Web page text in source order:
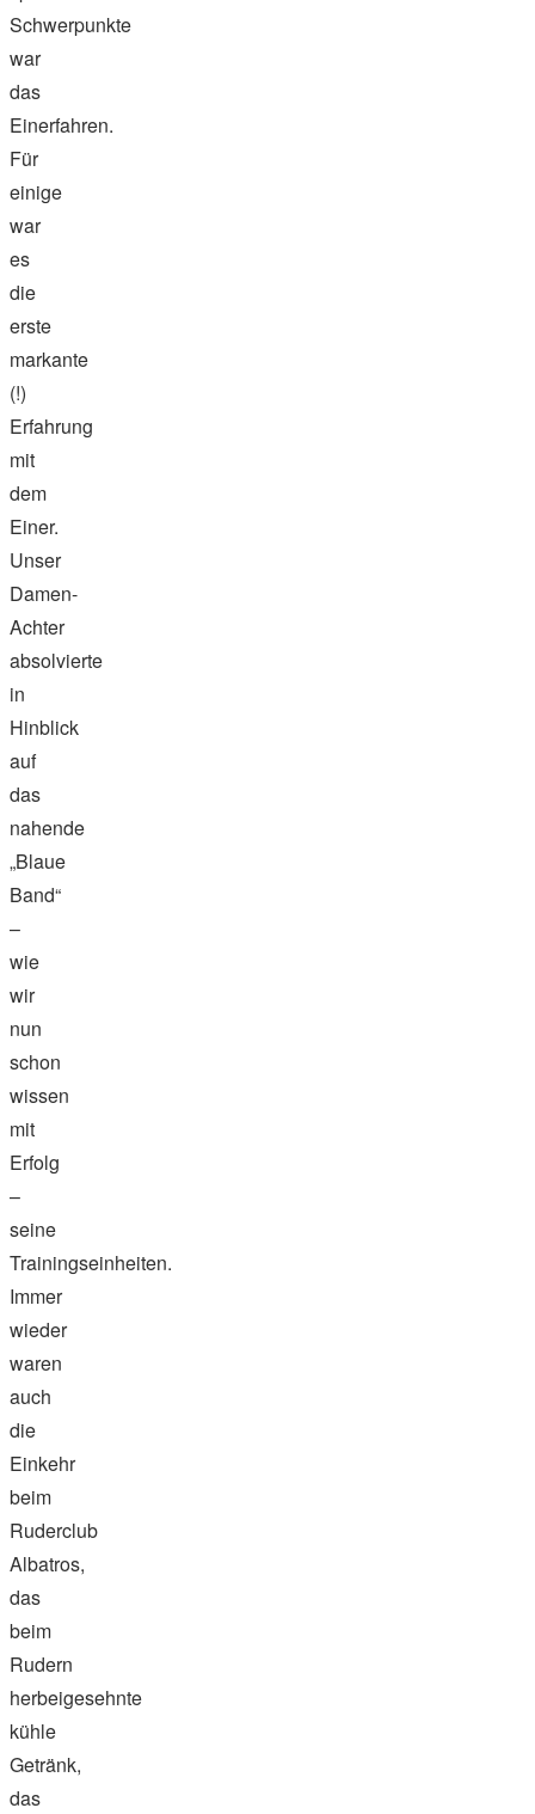
Schwerpunkte
war
das
Einerfahren.
Für
einige
war
es
die
erste
markante
(!)
Erfahrung
mit
dem
Einer.
Unser
Damen-
Achter
absolvierte
in
Hinblick
auf
das
nahende
„Blaue
Band“
–
wie
wir
nun
schon
wissen
mit
Erfolg
–
seine
Trainingseinheiten.
Immer
wieder
waren
auch
die
Einkehr
beim
Ruderclub
Albatros,
das
beim
Rudern
herbeigesehnte
kühle
Getränk,
das